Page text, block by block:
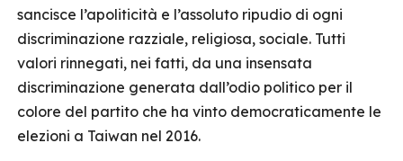
sancisce l’apoliticità e l’assoluto ripudio di ogni
discriminazione razziale, religiosa, sociale. Tutti
valori rinnegati, nei fatti, da una insensata
discriminazione generata dall’odio politico per il
colore del partito che ha vinto democraticamente le
elezioni a Taiwan nel 2016.